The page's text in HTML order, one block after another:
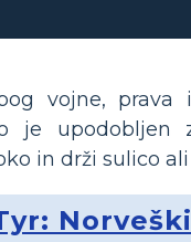
vojne, prava
je upodobljen
in drži sulico ali